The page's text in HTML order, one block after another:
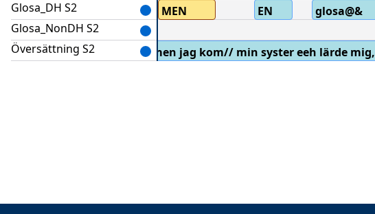
Glosa_DH S2
Glosa_NonDH S2
Översättning S2
MEN EN glosa@&
men jag kom// min syster eeh lärde mig,